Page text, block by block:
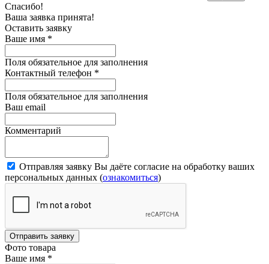
Спасибо!
Ваша заявка принята!
Оставить заявку
Ваше имя *
Поля обязательное для заполнения
Контактный телефон *
Поля обязательное для заполнения
Ваш email
Комментарий
Отправляя заявку Вы даёте согласие на обработку ваших
персональных данных (ознакомиться)
Отправить заявку
Фото товара
Ваше имя *